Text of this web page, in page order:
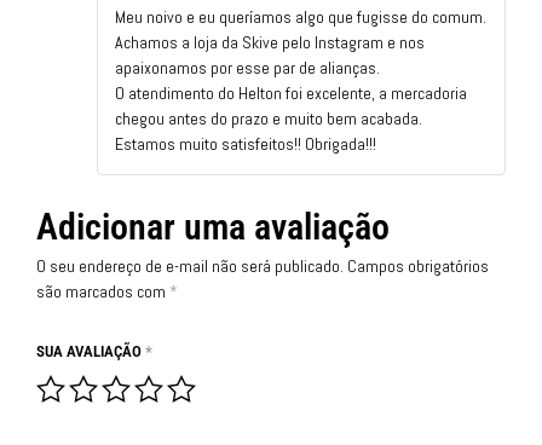
Meu noivo e eu queríamos algo que fugisse do comum.
Achamos a loja da Skive pelo Instagram e nos
apaixonamos por esse par de alianças.
O atendimento do Helton foi excelente, a mercadoria
chegou antes do prazo e muito bem acabada.
Estamos muito satisfeitos!! Obrigada!!!
Adicionar uma avaliação
O seu endereço de e-mail não será publicado. Campos obrigatórios
são marcados com *
SUA AVALIAÇÃO *